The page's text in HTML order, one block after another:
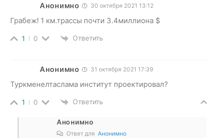
Анонимно 30 октября 2021 13:12
Грабеж! 1 км.трассы почти 3.4миллиона $
1 0 Ответить
Анонимно 31 октября 2021 17:39
Туркменелтаслама институт проектировал?
1 0 Ответить
Анонимно
Ответ для Анонимно